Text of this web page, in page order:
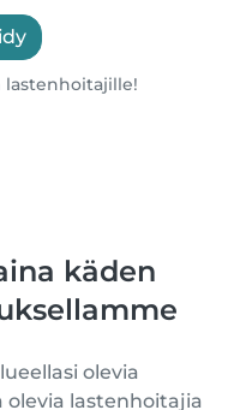
lastenhoitajille!
käden
olevia
lastenhoitajia